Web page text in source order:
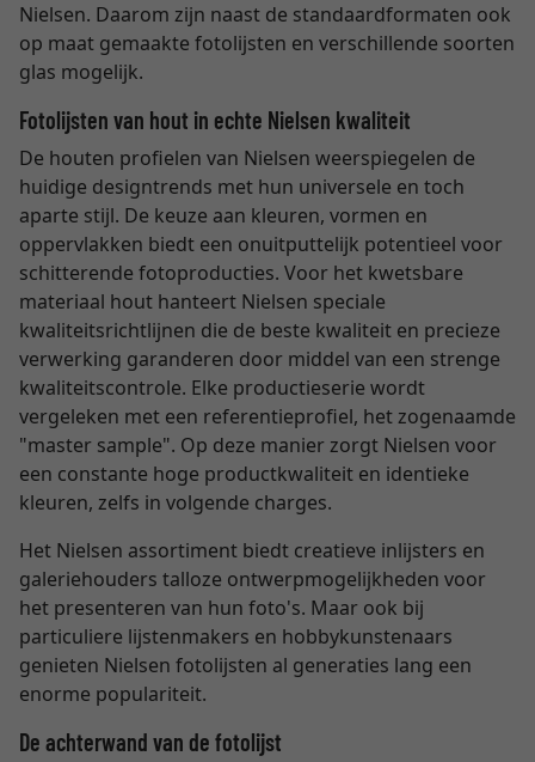
Nielsen. Daarom zijn naast de standaardformaten ook
op maat gemaakte fotolijsten en verschillende soorten
glas mogelijk.
Fotolijsten van hout in echte Nielsen kwaliteit
De houten profielen van Nielsen weerspiegelen de
huidige designtrends met hun universele en toch
aparte stijl. De keuze aan kleuren, vormen en
oppervlakken biedt een onuitputtelijk potentieel voor
schitterende fotoproducties. Voor het kwetsbare
materiaal hout hanteert Nielsen speciale
kwaliteitsrichtlijnen die de beste kwaliteit en precieze
verwerking garanderen door middel van een strenge
kwaliteitscontrole. Elke productieserie wordt
vergeleken met een referentieprofiel, het zogenaamde
"master sample". Op deze manier zorgt Nielsen voor
een constante hoge productkwaliteit en identieke
kleuren, zelfs in volgende charges.
Het Nielsen assortiment biedt creatieve inlijsters en
galeriehouders talloze ontwerpmogelijkheden voor
het presenteren van hun foto's. Maar ook bij
particuliere lijstenmakers en hobbykunstenaars
genieten Nielsen fotolijsten al generaties lang een
enorme populariteit.
De achterwand van de fotolijst